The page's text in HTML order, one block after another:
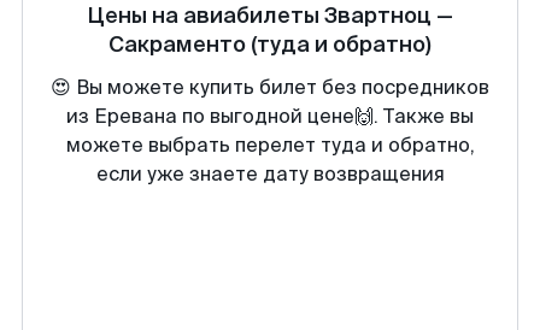
Цены на авиабилеты Звартноц —
Сакраменто (туда и обратно)
😍 Вы можете купить билет без посредников
из Еревана по выгодной цене🙌. Также вы
можете выбрать перелет туда и обратно,
если уже знаете дату возвращения